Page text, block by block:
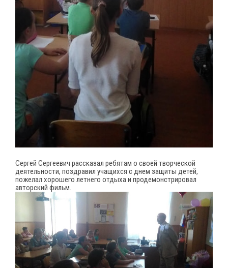
Сергей Сергеевич рассказал ребятам о своей творческой
деятельности, поздравил учащихся с днем защиты детей,
пожелал хорошего летнего отдыха и продемонстрировал
авторский фильм.